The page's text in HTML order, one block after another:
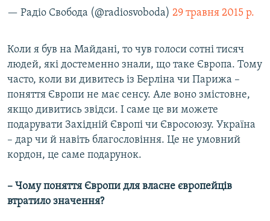
— Радіо Свобода (@radiosvoboda) 29 травня 2015 р.
Коли я був на Майдані, то чув голоси сотні тисяч
людей, які достеменно знали, що таке Європа. Тому
часто, коли ви дивитесь із Берліна чи Парижа –
поняття Європи не має сенсу. Але воно змістовне,
якщо дивитись звідси. І саме це ви можете
подарувати Західній Європі чи Євросоюзу. Україна
– дар чи й навіть благословіння. Це не умовний
кордон, це саме подарунок.
– Чому поняття Європи для власне європейців
втратило значення?